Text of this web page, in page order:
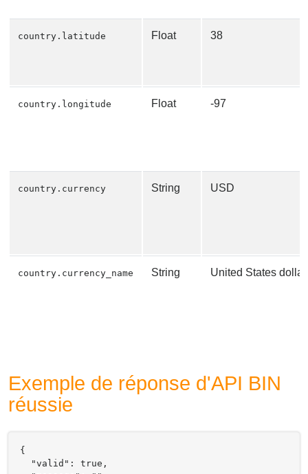
country.latitude Float 38
country.longitude Float -97
country.currency String USD
country.currency_name String United States dollar
Exemple de réponse d'API BIN
réussie
{
  "valid": true,